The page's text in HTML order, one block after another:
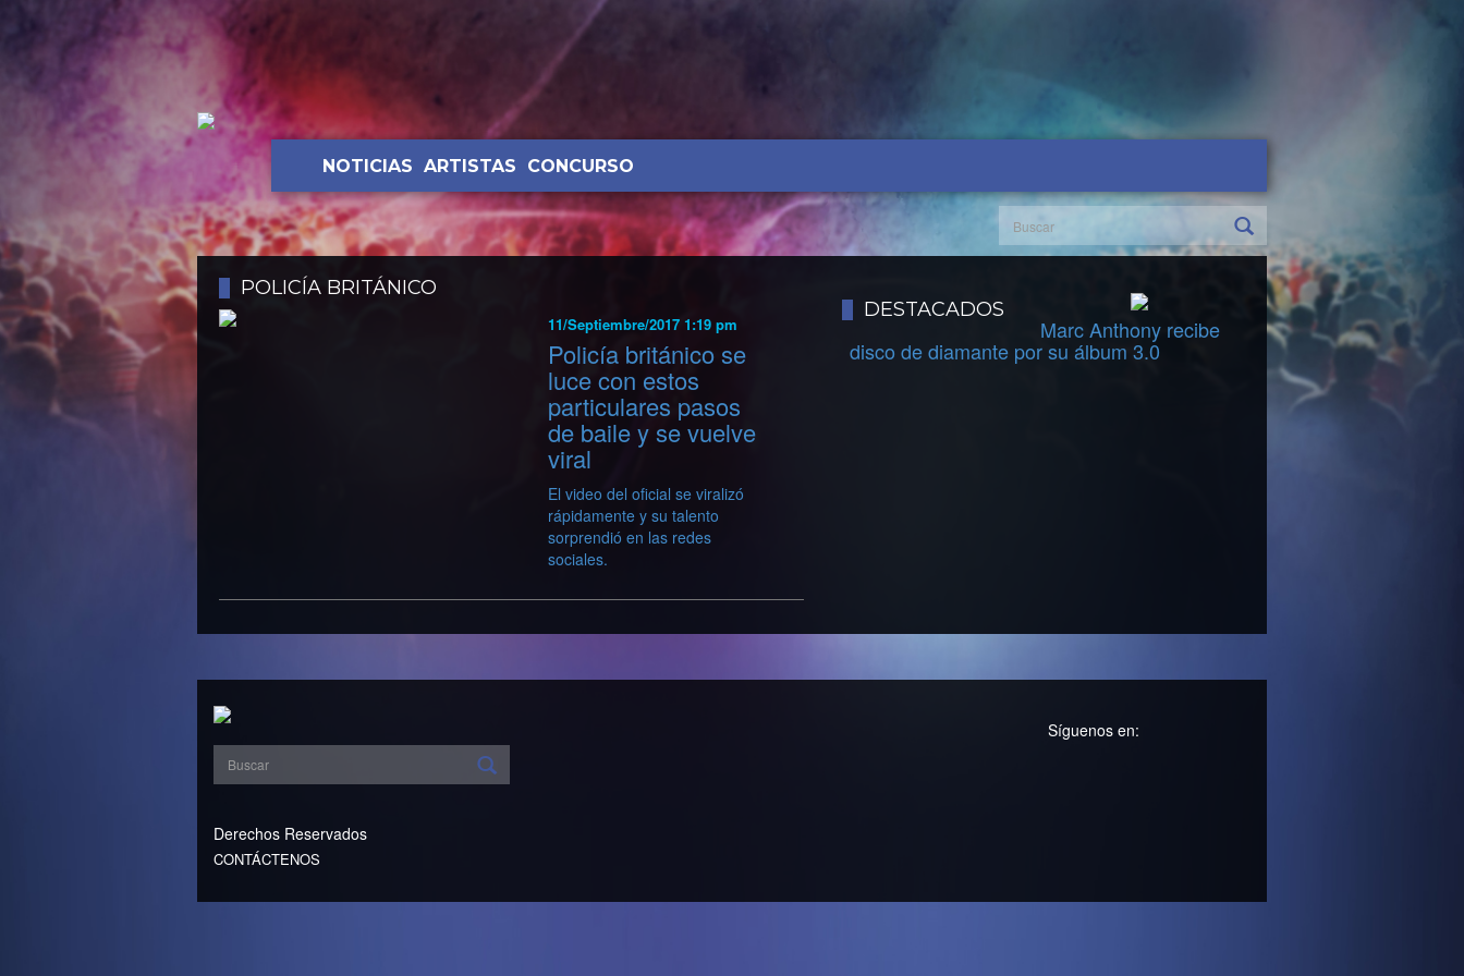
NOTICIAS ARTISTAS CONCURSO
POLICÍA BRITÁNICO
11/Septiembre/2017 1:19 pm
Policía británico se
luce con estos
particulares pasos
de baile y se vuelve
viral
El video del oficial se viralizó
rápidamente y su talento
sorprendió en las redes
sociales.
DESTACADOS
Marc Anthony recibe
disco de diamante por su álbum 3.0
Derechos Reservados
CONTÁCTENOS
Síguenos en: